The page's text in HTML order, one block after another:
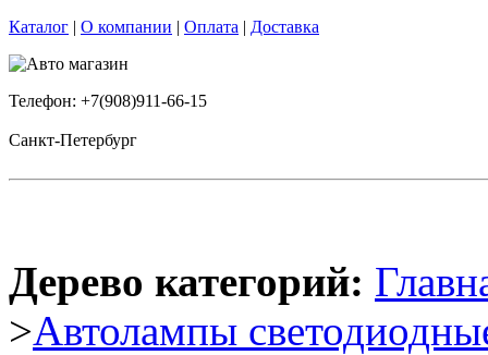
Каталог | О компании | Оплата | Доставка
Телефон: +7(908)911-66-15
Санкт-Петербург
Дерево категорий:
>Автолампы